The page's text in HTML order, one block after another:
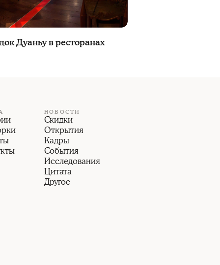
Дуаньу в ресторанах
НОВОСТИ
Скидки
Открытия
Кадры
События
Исследования
Цитата
Другое